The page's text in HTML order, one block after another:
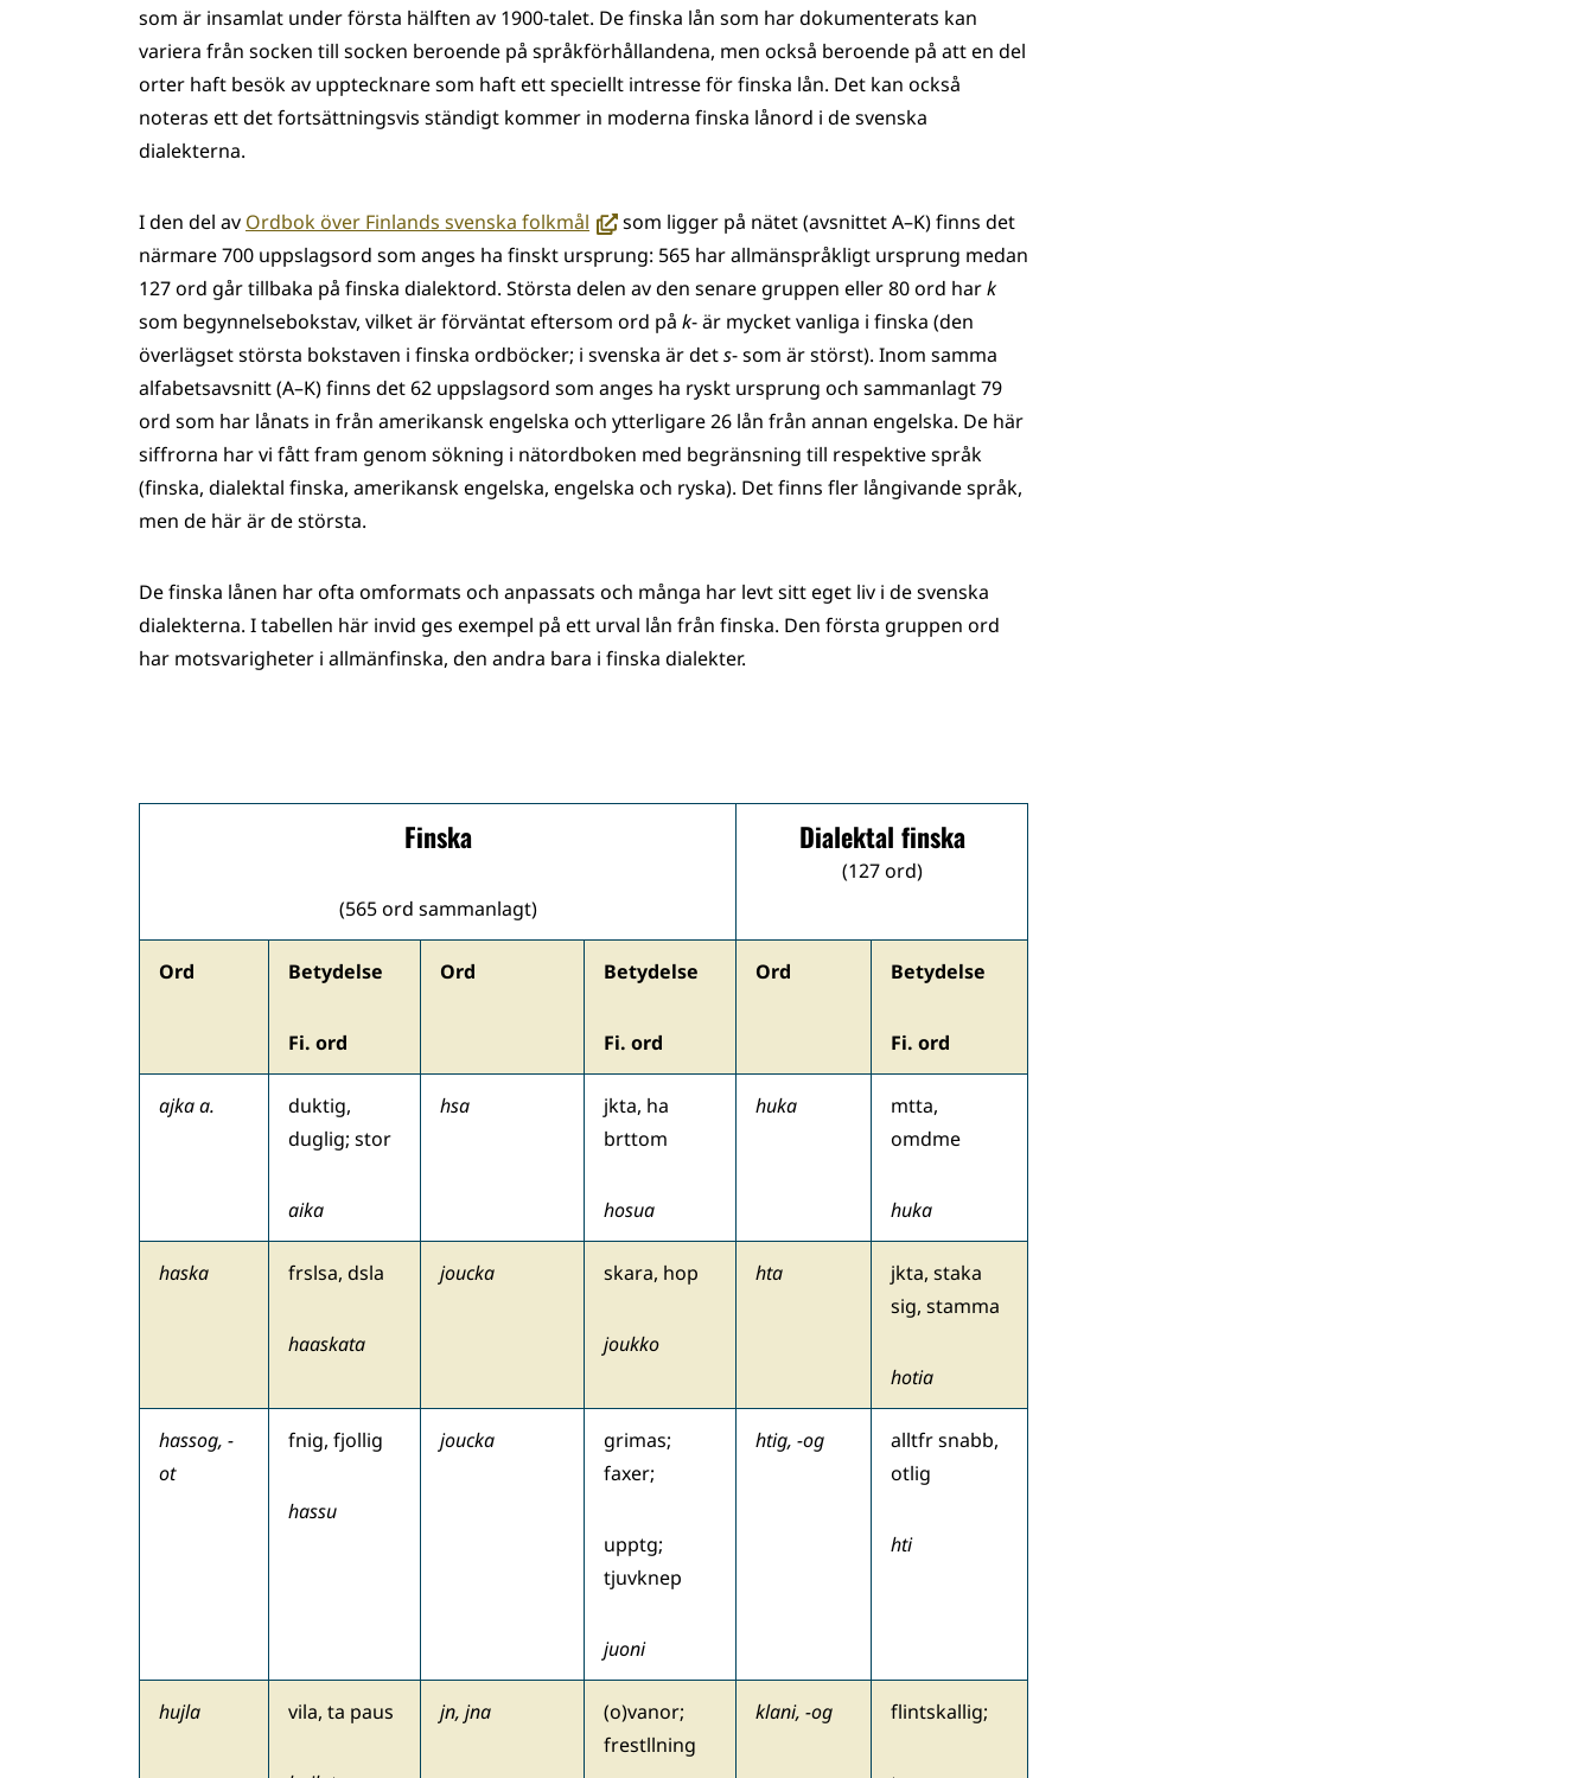
som är insamlat under första hälften av 1900-talet. De finska lån som har dokumenterats kan
variera från socken till socken beroende på språkförhållandena, men också beroende på att en del
orter haft besök av upptecknare som haft ett speciellt intresse för finska lån. Det kan också
noteras ett det fortsättningsvis ständigt kommer in moderna finska lånord i de svenska
dialekterna.
I den del av Ordbok över Finlands svenska folkmål (avautuu
uuteen
ikkunaan,
siirryt
toiseen
palveluun)
som ligger på nätet (avsnittet A–K) finns det
närmare 700 uppslagsord som anges ha finskt ursprung: 565 har allmänspråkligt ursprung medan
127 ord går tillbaka på finska dialektord. Största delen av den senare gruppen eller 80 ord hark
som begynnelsebokstav, vilket är förväntat eftersom ord på k- är mycket vanliga i finska (den
överlägset största bokstaven i finska ordböcker; i svenska är dets- som är störst). Inom samma
alfabetsavsnitt (A–K) finns det 62 uppslagsord som anges ha ryskt ursprung och sammanlagt 79
ord som har lånats in från amerikansk engelska och ytterligare 26 lån från annan engelska. De här
siffrorna har vi fått fram genom sökning i nätordboken med begränsning till respektive språk
(finska, dialektal finska, amerikansk engelska, engelska och ryska). Det finns fler långivande språk,
men de här är de största.
De finska lånen har ofta omformats och anpassats och många har levt sitt eget liv i de svenska
dialekterna. I tabellen här invid ges exempel på ett urval lån från finska. Den första gruppen ord
har motsvarigheter i allmänfinska, den andra bara i finska dialekter.
Finska
(565 ord sammanlagt)
Dialektal finska
(127 ord)
Ord Betydelse
Fi. ord
Ord Betydelse
Fi. ord
Ord Betydelse
Fi. ord
ajka a.
duktig,
duglig; stor
aika
hsa
jkta, ha
brttom
hosua
huka
mtta,
omdme
huka
haska frslsa, dsla
haaskata
joucka skara, hop
joukko
hta
jkta, staka
sig, stamma
hotia
hassog, -
ot
fnig, fjollig
hassu
joucka
grimas;
faxer;
upptg;
tjuvknep
juoni
htig, -og
alltfr snabb,
otlig
hti
hujla vila, ta paus jn, jna
(o)vanor;
frestllning
klani, -og flintskallig;